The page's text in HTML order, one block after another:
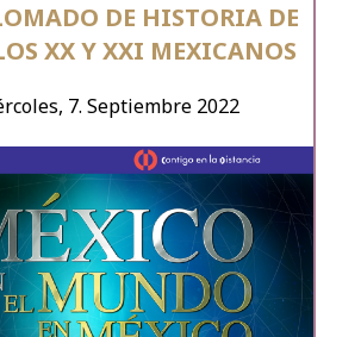
7. Septiembre 2022
DE HISTORIA DE
XX Y XXI MEXICANOS